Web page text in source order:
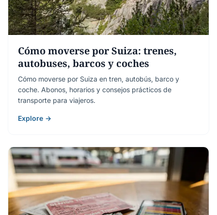
Cómo moverse por Suiza: trenes,
autobuses, barcos y coches
Cómo moverse por Suiza en tren, autobús, barco y
coche. Abonos, horarios y consejos prácticos de
transporte para viajeros.
Explore →